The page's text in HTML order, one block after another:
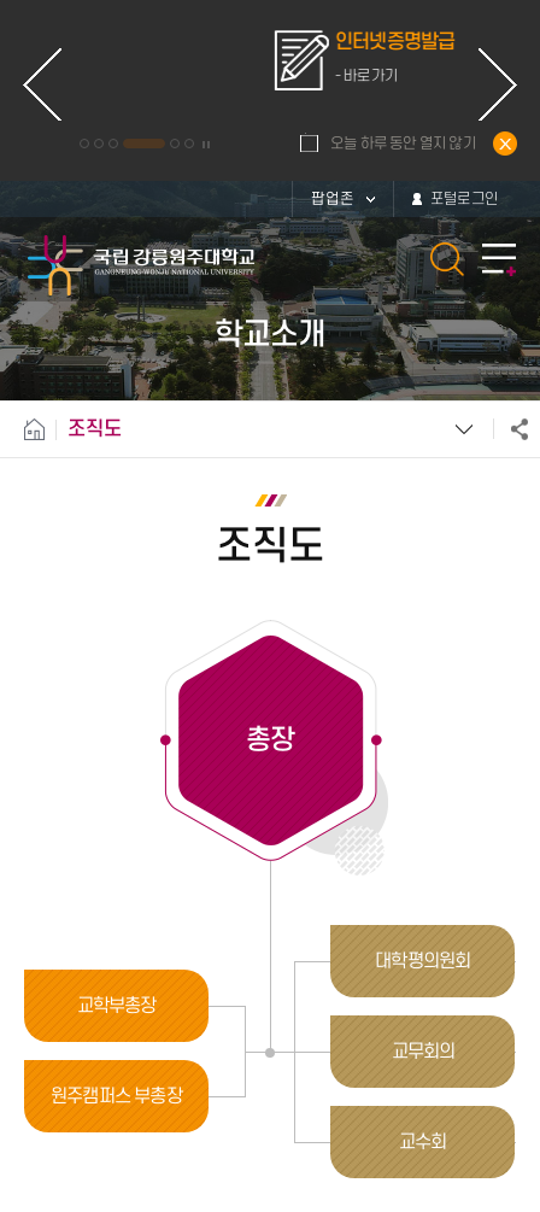
인터넷증명발급
오늘 하루 동안 열지 않기
팝업존 포털로그인
학교소개
조직도
조직도
총장
교학부총장
원주캠퍼스 부총장
대학평의원회
교무회의
교수회